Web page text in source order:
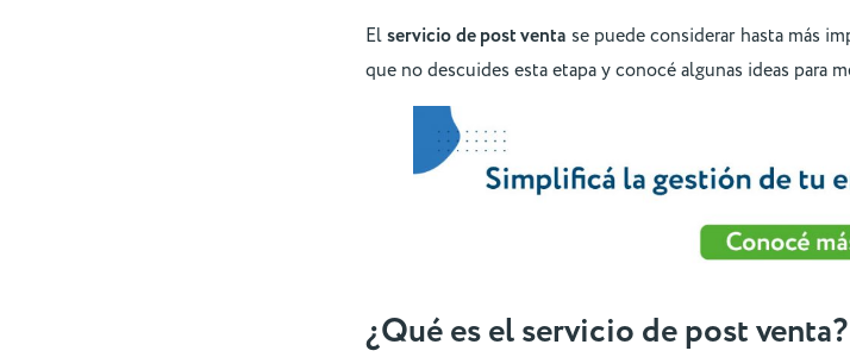
Elservicio de post venta se puede considerar hasta más
que no descuides esta etapa y conocé algunas ideas para
¿Qué es el servicio de post venta?